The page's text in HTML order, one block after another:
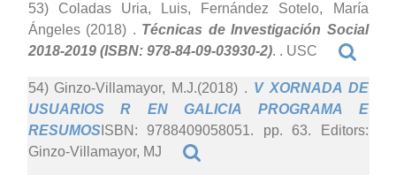
53) Coladas Uria, Luis, Fernández Sotelo, María
Ángeles (2018) . Técnicas de Investigación Social
2018-2019 (ISBN: 978-84-09-03930-2). . USC
54) Ginzo-Villamayor, M.J.(2018) . V XORNADA DE
USUARIOS R EN GALICIA PROGRAMA E
RESUMOSISBN: 9788409058051. pp. 63. Editors:
Ginzo-Villamayor, MJ